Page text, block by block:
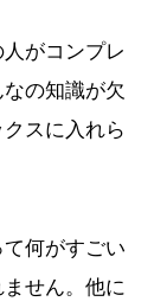
がコンプレ
の知識が欠
スに入れら
何がすごい
せん。他に